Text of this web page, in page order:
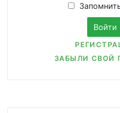
ЗАБЫЛИ СВОЙ